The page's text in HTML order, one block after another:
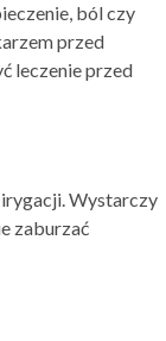
ból czy
przed
leczenie przed
irygacji. Wystarczy
zaburzać